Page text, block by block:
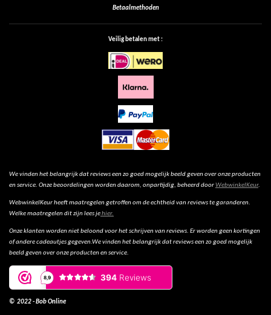
Betaalmethoden
Veilig betalen met :
We vinden het belangrijk dat reviews een zo goed mogelijk beeld geven over onze producten
en service. Onze beoordelingen worden daarom, onpartijdig, beheerd doorWebwinkelKeur.
WebwinkelKeur heeft maatregelen getroffen om de echtheid van reviews te garanderen.
Welke maatregelen dit zijn lees jehier.
Onze klanten worden niet beloond voor het schrijven van reviews. Er worden geen kortingen
of andere cadeautjes gegeven.We vinden het belangrijk dat reviews een zo goed mogelijk
beeld geven over onze producten en service.
© 2022 - Bob Online